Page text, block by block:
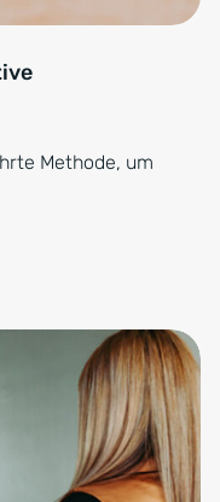
Methode, um